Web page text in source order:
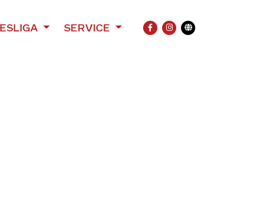
SERVICE
FACEBOOK
INSTAGRAM
Übersetzung